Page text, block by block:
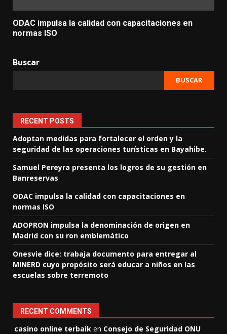
ODAC impulsa la calidad con capacitaciones en
normas ISO
Buscar
BUSCAR
RECENT POSTS
Adoptan medidas para fortalecer el orden y la
seguridad de las operaciones turísticas en Bayahibe.
Samuel Pereyra presenta los logros de su gestión en
Banreservas
ODAC impulsa la calidad con capacitaciones en
normas ISO
ADOPRON impulsa la denominación de origen en
Madrid con su ron emblemático
Onesvie dice: trabaja documento para entregar al
MINERD cuyo propósito será educar a niños en las
escuelas sobre terremoto
RECENT COMMENTS
casino online terbaik en Consejo de Seguridad ONU